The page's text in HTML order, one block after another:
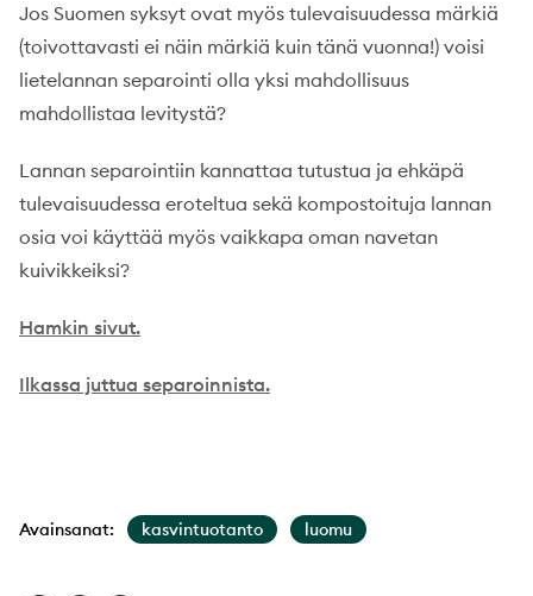
Jos Suomen syksyt ovat myös tulevaisuudessa märkiä
(toivottavasti ei näin märkiä kuin tänä vuonna!) voisi
lietelannan separointi olla yksi mahdollisuus
mahdollistaa levitystä?
Lannan separointiin kannattaa tutustua ja ehkäpä
tulevaisuudessa eroteltua sekä kompostoituja lannan
osia voi käyttää myös vaikkapa oman navetan
kuivikkeiksi?
Hamkin sivut.
Ilkassa juttua separoinnista.
Avainsanat: kasvintuotanto luomu